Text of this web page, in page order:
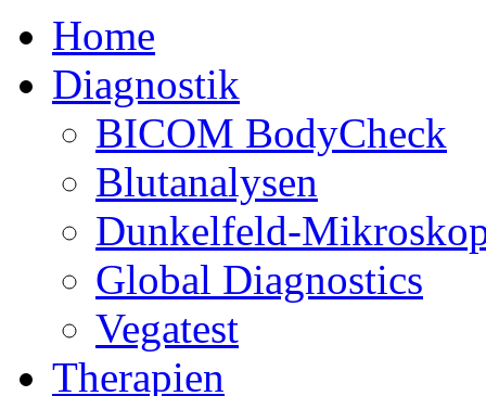
Home
Diagnostik
BICOM BodyCheck
Blutanalysen
Dunkelfeld-
Global Diagnostics
Vegatest
Therapien